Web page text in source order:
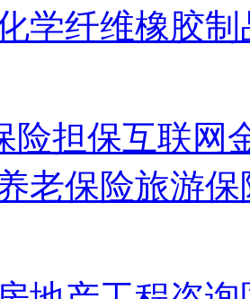
学纤维橡胶制
险担保互联网
老保险旅游保